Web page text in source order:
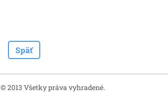
Späť
© 2013 Všetky práva vyhradené.